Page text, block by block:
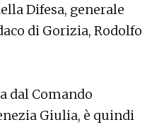
Difesa, generale
di Gorizia, Rodolfo
dal Comando
Giulia, è quindi